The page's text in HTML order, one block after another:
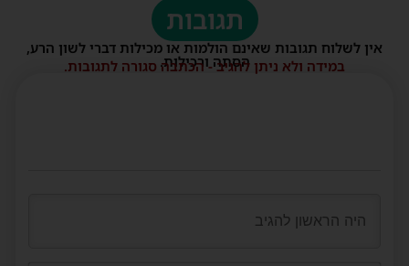
תגובות
אין לשלוח תגובות שאינם הולמות או מכילות דברי לשון הרע,
הסתה ורכילות.
במידה ולא ניתן להגיב - הכתבה סגורה לתגובות.